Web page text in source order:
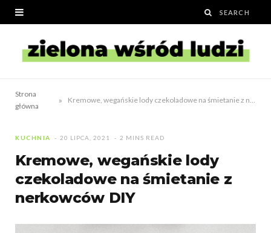
Strona
główna
»
KUCHNIA 20 LIPCA, 2021 2 MINS READ
Kremowe, wegańskie lody
czekoladowe na śmietanie z
nerkowców DIY